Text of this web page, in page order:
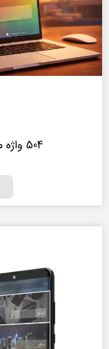
504 واژه مطلقا ضروری زبان انگلیسی